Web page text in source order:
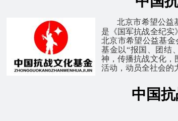
北京市希望公益
是《国军抗战全纪实
北京市希望公益基金
基金以“报国、团结
神，传播抗战文化，
活动，动员全社会的
中国